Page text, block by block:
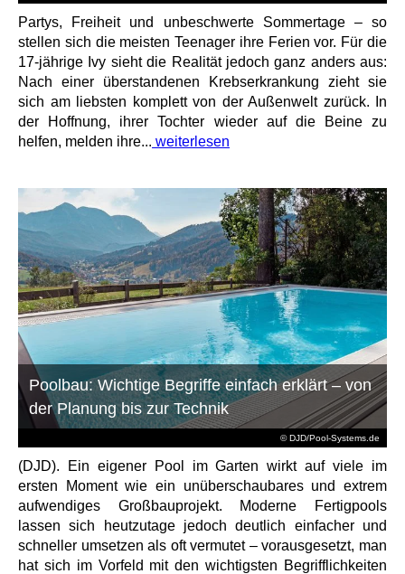
Partys, Freiheit und unbeschwerte Sommertage – so
stellen sich die meisten Teenager ihre Ferien vor. Für die
17-jährige Ivy sieht die Realität jedoch ganz anders aus:
Nach einer überstandenen Krebserkrankung zieht sie
sich am liebsten komplett von der Außenwelt zurück. In
der Hoffnung, ihrer Tochter wieder auf die Beine zu
helfen, melden ihre... weiterlesen
© DJD/Pool-Systems.de
Poolbau: Wichtige Begriffe einfach erklärt – von
der Planung bis zur Technik
(DJD). Ein eigener Pool im Garten wirkt auf viele im
ersten Moment wie ein unüberschaubares und extrem
aufwendiges Großbauprojekt. Moderne Fertigpools
lassen sich heutzutage jedoch deutlich einfacher und
schneller umsetzen als oft vermutet – vorausgesetzt, man
hat sich im Vorfeld mit den wichtigsten Begrifflichkeiten